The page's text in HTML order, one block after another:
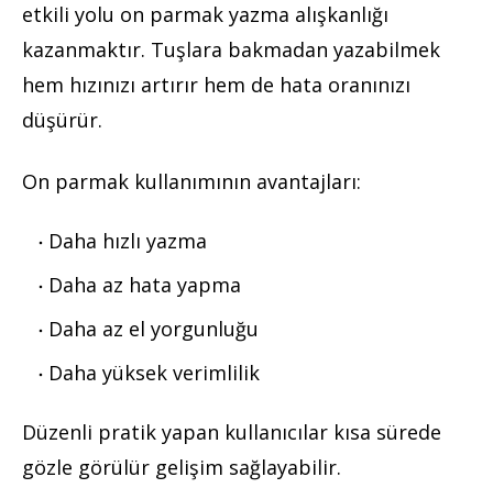
etkili yolu on parmak yazma alışkanlığı
kazanmaktır. Tuşlara bakmadan yazabilmek
hem hızınızı artırır hem de hata oranınızı
düşürür.
On parmak kullanımının avantajları:
Daha hızlı yazma
Daha az hata yapma
Daha az el yorgunluğu
Daha yüksek verimlilik
Düzenli pratik yapan kullanıcılar kısa sürede
gözle görülür gelişim sağlayabilir.